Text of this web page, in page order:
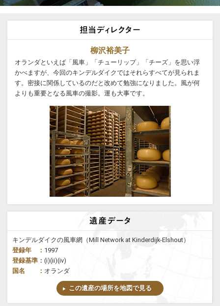
柳沢裕美子
オランダといえば「風車」「チューリップ」「チーズ」を思い浮
かべますが、今回のキンデルダイクではそれらすべてが見られま
す。密接に関係しているのだと改めて勉強になりました。風が何
よりも重要となる風車の撮影。運も大事です。
キンデルダイクの風車網（Mill Network at Kinderdijk-Elshout）
登録年 ： 1997
登録基準： (i)(ii)(iv)
国名 ： オランダ
この遺産の場所を地図で見る